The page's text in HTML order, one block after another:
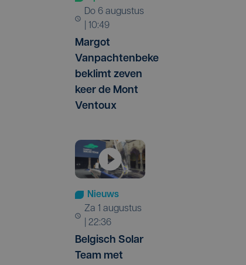
do 6 augustus
| 10:49
Margot
Vanpachtenbeke
beklimt zeven
keer de Mont
Ventoux
Nieuws
za 1 augustus
| 22:36
Belgisch Solar
Team met